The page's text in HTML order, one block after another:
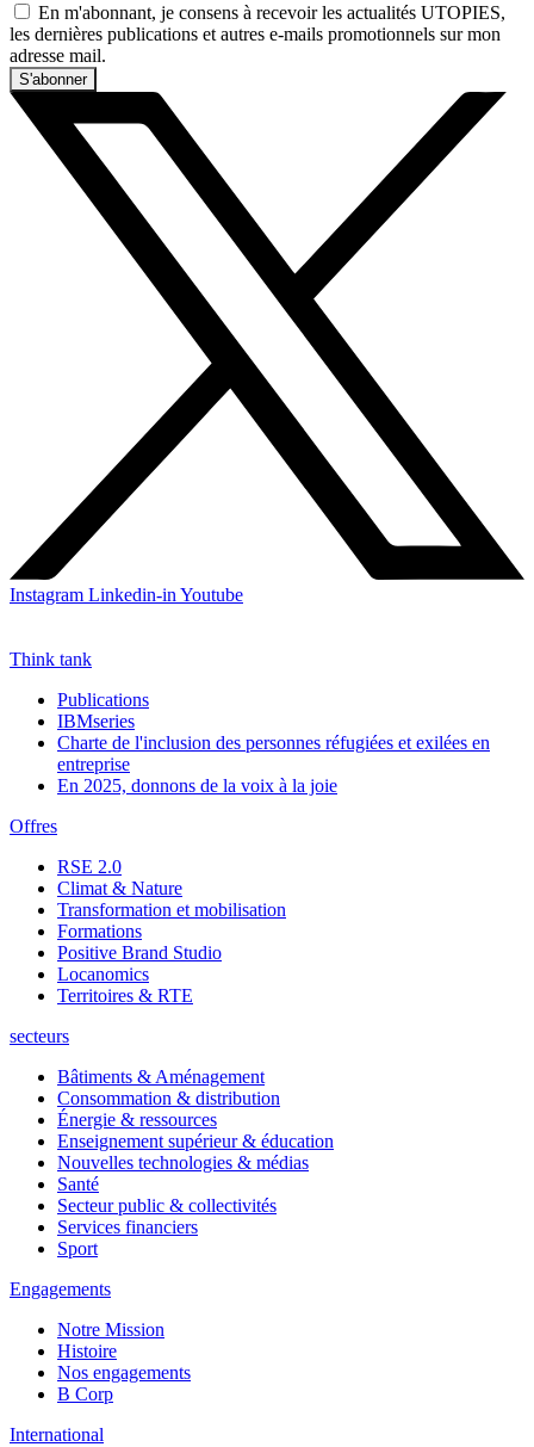
En m'abonnant, je consens à recevoir les actualités UTOPIES,
les dernières publications et autres e-mails promotionnels sur mon
adresse mail.
S'abonner
Instagram Linkedin-in Youtube
Think tank
Publications
IBMseries
Charte de l'inclusion des personnes réfugiées et exilées en
entreprise
En 2025, donnons de la voix à la joie
Offres
RSE 2.0
Climat & Nature
Transformation et mobilisation
Formations
Positive Brand Studio
Locanomics
Territoires & RTE
secteurs
Bâtiments & Aménagement
Consommation & distribution
Énergie & ressources
Enseignement supérieur & éducation
Nouvelles technologies & médias
Santé
Secteur public & collectivités
Services financiers
Sport
Engagements
Notre Mission
Histoire
Nos engagements
B Corp
International